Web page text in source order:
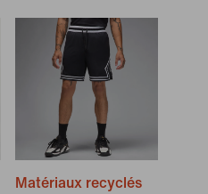
Matériaux recyclés